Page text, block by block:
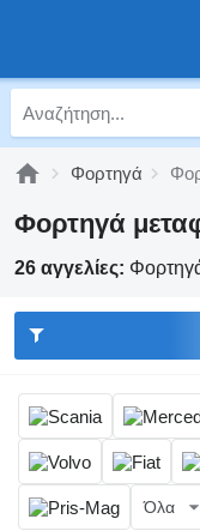
Φορτηγά
Φορτηγά
26 αγγελίες:
Όλα